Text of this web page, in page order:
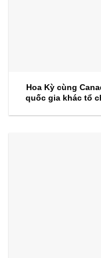
Hoa Kỳ cùng
quốc gia khác tổ